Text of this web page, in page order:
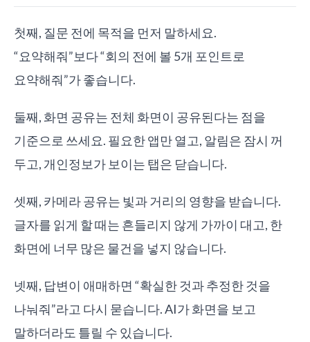
첫째, 질문 전에 목적을 먼저 말하세요.
“요약해줘”보다 “회의 전에 볼 5개 포인트로
요약해줘”가 좋습니다.
둘째, 화면 공유는 전체 화면이 공유된다는 점을
기준으로 쓰세요. 필요한 앱만 열고, 알림은 잠시 꺼
두고, 개인정보가 보이는 탭은 닫습니다.
셋째, 카메라 공유는 빛과 거리의 영향을 받습니다.
글자를 읽게 할 때는 흔들리지 않게 가까이 대고, 한
화면에 너무 많은 물건을 넣지 않습니다.
넷째, 답변이 애매하면 “확실한 것과 추정한 것을
나눠줘”라고 다시 묻습니다. AI가 화면을 보고
말하더라도 틀릴 수 있습니다.